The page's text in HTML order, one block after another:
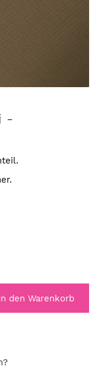
-
den Warenkorb